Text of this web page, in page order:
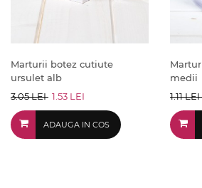
Marturii botez cutiute
ursulet alb
3.05 LEI 1.53 LEI
ADAUGA IN COS
medii
1.11 LEI